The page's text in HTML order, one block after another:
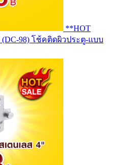
**HOT
(DC-98) โช้คติดผิวประตู-แบบ